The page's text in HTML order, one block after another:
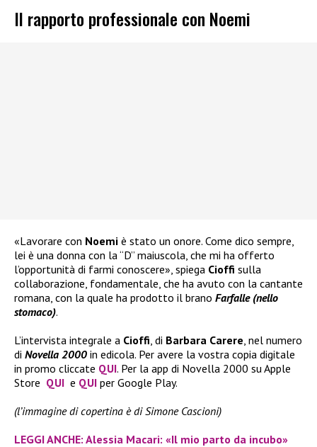
Il rapporto professionale con Noemi
«Lavorare con Noemi è stato un onore. Come dico sempre,
lei è una donna con la “D” maiuscola, che mi ha offerto
l’opportunità di farmi conoscere», spiega Cioffi sulla
collaborazione, fondamentale, che ha avuto con la cantante
romana, con la quale ha prodotto il brano Farfalle (nello
stomaco).
L’intervista integrale a Cioffi , di Barbara Carere , nel numero
di Novella 2000 in edicola. Per avere la vostra copia digitale
in promo cliccate QUI. Per la app di Novella 2000 su Apple
Store QUI e QUI per Google Play.
(l’immagine di copertina è di Simone Cascioni)
LEGGI ANCHE: Alessia Macari: «Il mio parto da incubo»